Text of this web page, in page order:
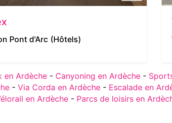
Pont d'Arc (Hôtels)
en Ardèche - Canyoning en Ardèche -
- Via Corda en Ardèche - Escalade en
en Ardèche - Parcs de loisirs en